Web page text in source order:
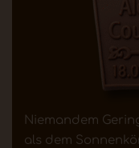
Niemandem
als dem